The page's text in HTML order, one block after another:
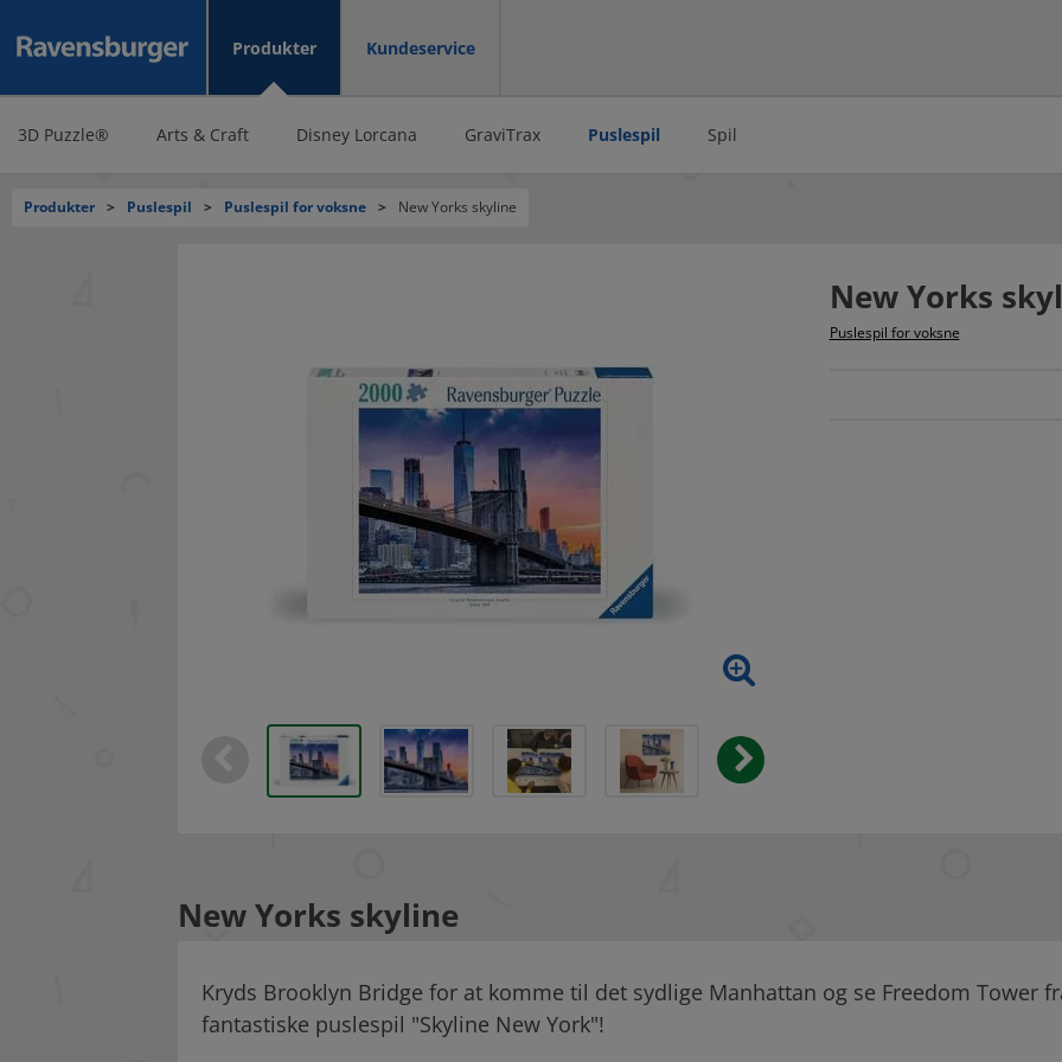
Produkter
3D Puzzle® Arts & Craft Disney Lorcana GraviTrax Puslespil Spil
Kundeservice
Produkter > Puslespil > Puslespil for voksne > New Yorks skyline
New Yorks
Puslespil for voksne
New Yorks skyline
Kryds Brooklyn Bridge for at komme til det sydlige Manhattan og se Freedom Tower
fantastiske puslespil "Skyline New York"!